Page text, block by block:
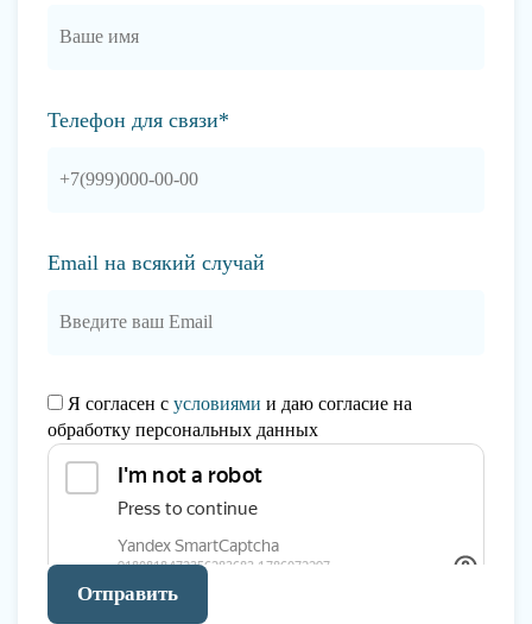
Телефон для связи*
Email на всякий случай
Я согласен с условиями и даю согласие на
обработку персональных данных
Отправить